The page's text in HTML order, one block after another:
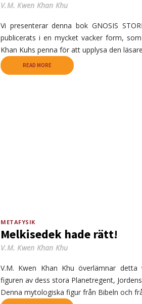
V.M. Kwen Khan Khu
Vi presenterar denna bok GNOSIS
publicerats i en mycket vacker form,
Khan Kuhs penna för att upplysa den
READ MORE
METAFYSIK
Melkisedek hade rätt!
V.M. Kwen Khan Khu
V.M. Kwen Khan Khu överlämnar
figuren av dess stora Planetregent,
Denna mytologiska figur från Bibeln och